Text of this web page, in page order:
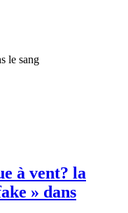
le sang
à vent? la
» dans